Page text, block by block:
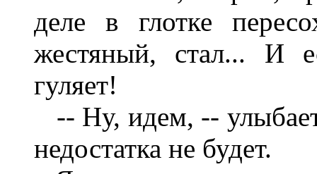
деле в глотке
жестяный, стал... И
гуляет!
-- Ну, идем, --
недостатка не будет.